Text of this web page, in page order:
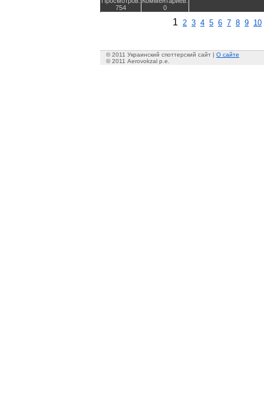
754
0
1 2 3 4 5 6 7 8 9 10
© 2011 Украинский споттерский сайт | О сайте
© 2011 Aerovokzal p.e.